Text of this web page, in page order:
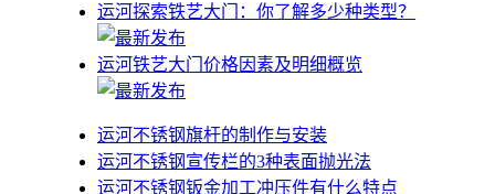
运河探索铁艺大门：你了解多少种类型？
运河铁艺大门价格因素及明细概览
运河不锈钢旗杆的制作与安装
运河不锈钢宣传栏的3种表面抛光法
运河不锈钢钣金加工冲压件有什么特点